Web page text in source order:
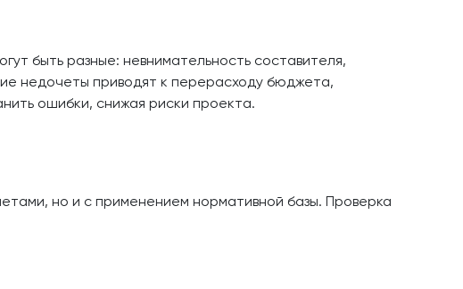
быть разные: невнимательность составителя,
недочеты приводят к перерасходу бюджета,
ошибки, снижая риски проекта.
но и с применением нормативной базы. Проверка